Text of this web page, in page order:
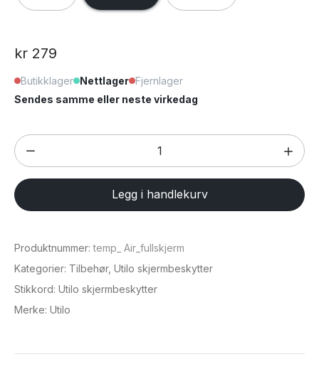
kr 279
Butikklager Nettlager Fjernlager
Sendes samme eller neste virkedag
Skjermbeskytter
for
iPhone
Air
Legg i handlekurv
Produktnummer:temp_ Air_fullskjerm
Kategorier: Tilbehør, Utilo skjermbeskytter
Stikkord: Utilo skjermbeskytter
Merke: Utilo